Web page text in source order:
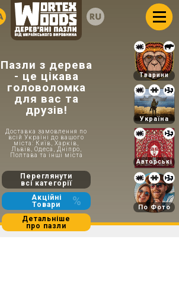
Переглянути
всі категорії
Акційні
Товари
%
Пазли з дерева
- це цікава
головоломка
для вас та
друзів!
Доставка замовлення по
всій Україні до вашого
міста: Київ, Харків,
Львів, Одеса, Дніпро,
Полтава та інші міста
По Фото
Україна
Авторські
Тварини
Детальніше
про пазли